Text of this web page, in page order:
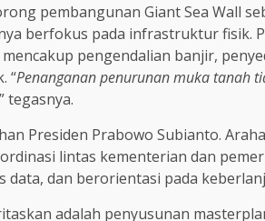
pembangunan Giant Sea Wall
berfokus pada infrastruktur fisik.
pengendalian banjir,
“Penanganan penurunan muka tanah
” tegasnya.
Presiden Prabowo Subianto.
lintas kementerian dan
data, dan berorientasi pada
adalah penyusunan